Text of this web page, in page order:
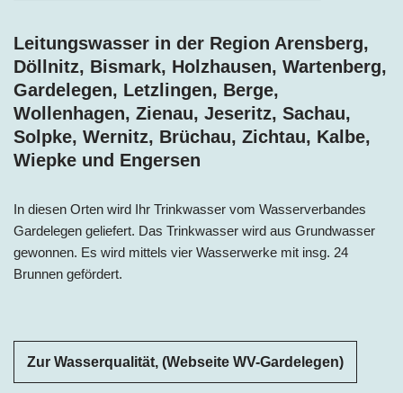
Leitungswasser in der Region Arensberg,
Döllnitz, Bismark, Holzhausen, Wartenberg,
Gardelegen, Letzlingen, Berge,
Wollenhagen, Zienau, Jeseritz, Sachau,
Solpke, Wernitz, Brüchau, Zichtau, Kalbe,
Wiepke und Engersen
In diesen Orten wird Ihr Trinkwasser vom Wasserverbandes
Gardelegen geliefert. Das Trinkwasser wird aus Grundwasser
gewonnen. Es wird mittels vier Wasserwerke mit insg. 24
Brunnen gefördert.
Zur Wasserqualität, (Webseite WV-Gardelegen)